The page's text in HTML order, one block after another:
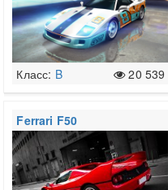
Класс: B 20 539
Ferrari F50